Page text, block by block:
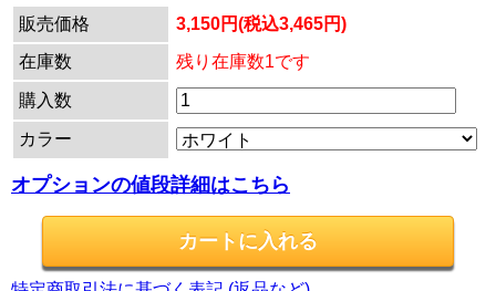
販売価格
3,150円(税込3,465円)
在庫数
残り在庫数1です
購入数
カラー
オプションの値段詳細はこちら